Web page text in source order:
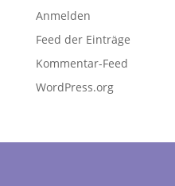
Anmelden
Feed der Einträge
Kommentar-Feed
WordPress.org